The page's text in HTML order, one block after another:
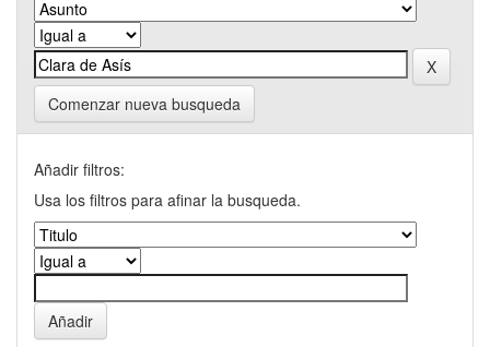
Comenzar nueva busqueda
Añadir filtros:
Usa los filtros para afinar la busqueda.